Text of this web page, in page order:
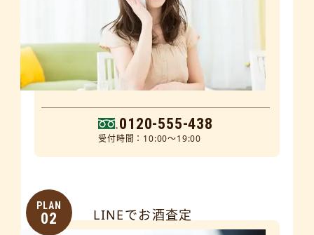
0120-555-438
受付時間：10:00～19:00
PLAN
02 LINEでお酒査定